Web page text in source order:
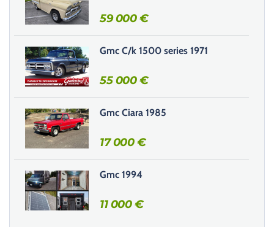
e
c
h
a
m
p
v
i
d
59 000€
Gmc C/k 1500 series 1971
55 000€
Gmc Ciara 1985
17 000€
Gmc 1994
11 000€